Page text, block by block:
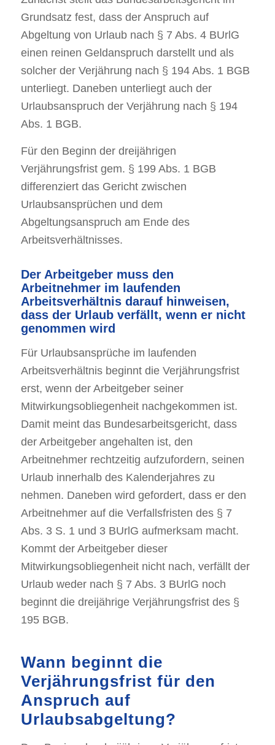
Grundsatz fest, dass der Anspruch auf
Abgeltung von Urlaub nach § 7 Abs. 4 BUrlG
einen reinen Geldanspruch darstellt und als
solcher der Verjährung nach § 194 Abs. 1 BGB
unterliegt. Daneben unterliegt auch der
Urlaubsanspruch der Verjährung nach § 194
Abs. 1 BGB.
Für den Beginn der dreijährigen
Verjährungsfrist gem. § 199 Abs. 1 BGB
differenziert das Gericht zwischen
Urlaubsansprüchen und dem
Abgeltungsanspruch am Ende des
Arbeitsverhältnisses.
Der Arbeitgeber muss den
Arbeitnehmer im laufenden
Arbeitsverhältnis darauf hinweisen,
dass der Urlaub verfällt, wenn er nicht
genommen wird
Für Urlaubsansprüche im laufenden
Arbeitsverhältnis beginnt die Verjährungsfrist
erst, wenn der Arbeitgeber seiner
Mitwirkungsobliegenheit nachgekommen ist.
Damit meint das Bundesarbeitsgericht, dass
der Arbeitgeber angehalten ist, den
Arbeitnehmer rechtzeitig aufzufordern, seinen
Urlaub innerhalb des Kalenderjahres zu
nehmen. Daneben wird gefordert, dass er den
Arbeitnehmer auf die Verfallsfristen des § 7
Abs. 3 S. 1 und 3 BUrlG aufmerksam macht.
Kommt der Arbeitgeber dieser
Mitwirkungsobliegenheit nicht nach, verfällt der
Urlaub weder nach § 7 Abs. 3 BUrlG noch
beginnt die dreijährige Verjährungsfrist des §
195 BGB.
Wann beginnt die
Verjährungsfrist für den
Anspruch auf
Urlaubsabgeltung?